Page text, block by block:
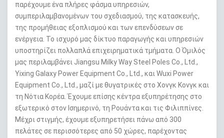
παρέχουμε ένα πλήρες φάσμα υπηρεσιών,
συμπεριλαμβανομένων του σχεδιασμού, της κατασκευής,
της προμήθειας εξοπλισμού και των επενδύσεων σε
ενέργεια. Το ισχυρό μας δίκτυο παραγωγής και υπηρεσιών
υποστηρίζει πολλαπλά επιχειρηματικά τμήματα. Ο Όμιλός
μας περιλαμβάνει Jiangsu Milky Way Steel Poles Co., Ltd.,
Yixing Galaxy Power Equipment Co., Ltd., και Wuxi Power
Equipment Co., Ltd., μαζί με θυγατρικές στο Χονγκ Κονγκ και
τη Νότια Κορέα. Έχουμε επίσης κέντρα εξυπηρέτησης στο
εξωτερικό στον Ισημερινό, τη Ρουάντα και τις Φιλιππίνες.
Μέχρι στιγμής, έχουμε εξυπηρετήσει πάνω από 300
πελάτες σε περισσότερες από 50 χώρες, παρέχοντας